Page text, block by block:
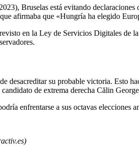
Bruselas está evitando
afirmaba que «Hungría ha elegido
en la Ley de Servicios Digitales
desacreditar su probable victoria. Esto
de extrema derecha Călin
enfrentarse a sus octavas